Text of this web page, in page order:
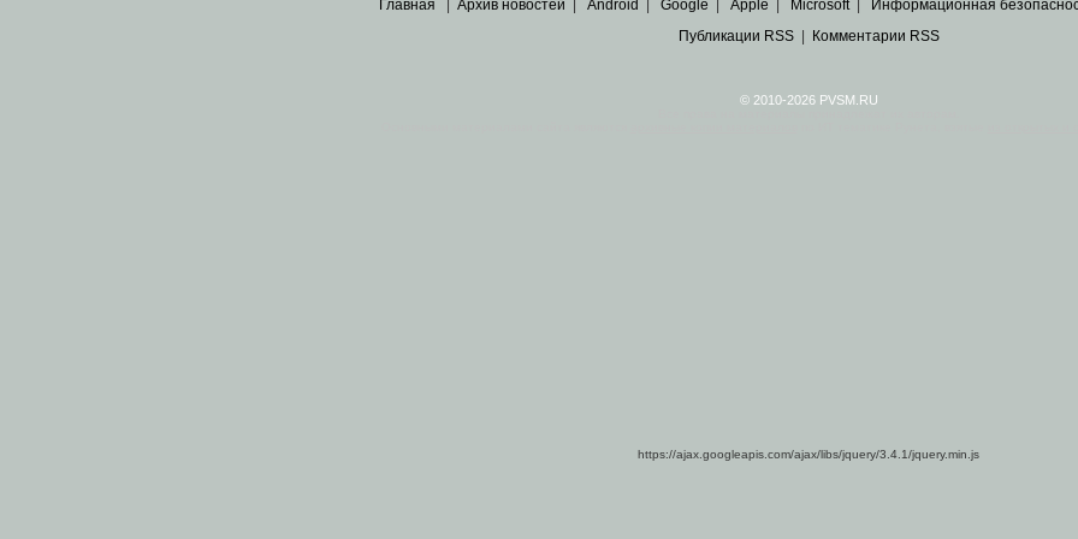
Главная Архив новостей Android Google Apple Microsoft| Информационная
Публикации RSS| Комментарии RSS
© 2010-2026 PVSM.RU
https://ajax.googleapis.com/ajax/libs/jquery/3.4.1/jquery.min.js